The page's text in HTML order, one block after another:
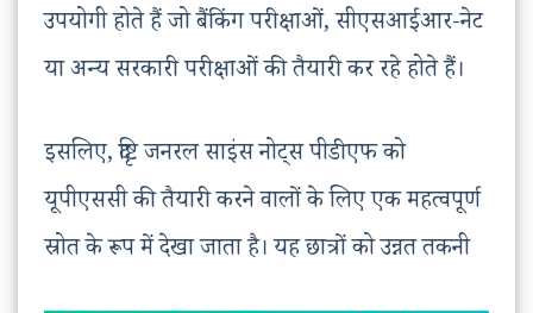
उपयोगी होते हैं जो बैंकिंग परीक्षाओं, सीएसआईआर-नेट
या अन्य सरकारी परीक्षाओं की तैयारी कर रहे होते हैं।
इसलिए, दृष्टि जनरल साइंस नोट्स पीडीएफ को
यूपीएससी की तैयारी करने वालों के लिए एक महत्वपूर्ण
स्रोत के रूप में देखा जाता है। यह छात्रों को उन्नत तकनी